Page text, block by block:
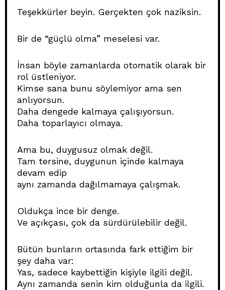
Teşekkürler beyin. Gerçekten çok naziksin.
Bir de “güçlü olma” meselesi var.
İnsan böyle zamanlarda otomatik olarak bir
rol üstleniyor.
Kimse sana bunu söylemiyor ama sen
anlıyorsun.
Daha dengede kalmaya çalışıyorsun.
Daha toparlayıcı olmaya.
Ama bu, duygusuz olmak değil.
Tam tersine, duygunun içinde kalmaya
devam edip
aynı zamanda dağılmamaya çalışmak.
Oldukça ince bir denge.
Ve açıkçası, çok da sürdürülebilir değil.
Bütün bunların ortasında fark ettiğim bir
şey daha var:
Yas, sadece kaybettiğin kişiyle ilgili değil.
Aynı zamanda senin kim olduğunla da ilgili.